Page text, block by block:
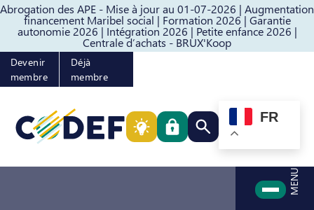
Abrogation des APE - Mise à jour au 01-07-2026 | Augmentation
financement Maribel social | Formation 2026 | Garantie
autonomie 2026 | Intégration 2026 | Petite enfance 2026 |
Centrale d’achats - BRUX'Koop
Passer au contenuPasser au pied de page
Devenir
membre
Déjà
membre
Rechercher quelque
FR
MENU